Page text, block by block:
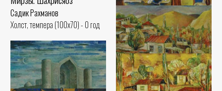
Садик Рахманов
Холст, темпера (100x70) - 0 год
Беседа у тандыра
Садик Рахманов
Картон. темпера (37x48) - 2004
год